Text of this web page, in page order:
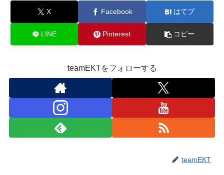
X Facebook はてブ
LINE Pinterest コピー
teamEKTをフォローする
teamEKT